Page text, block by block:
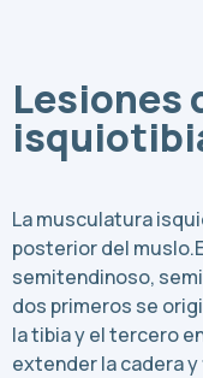
Lesiones
La musculatura
posterior del
semitendinoso,
dos primeros se
la tibia y el tercero
extender la cadera